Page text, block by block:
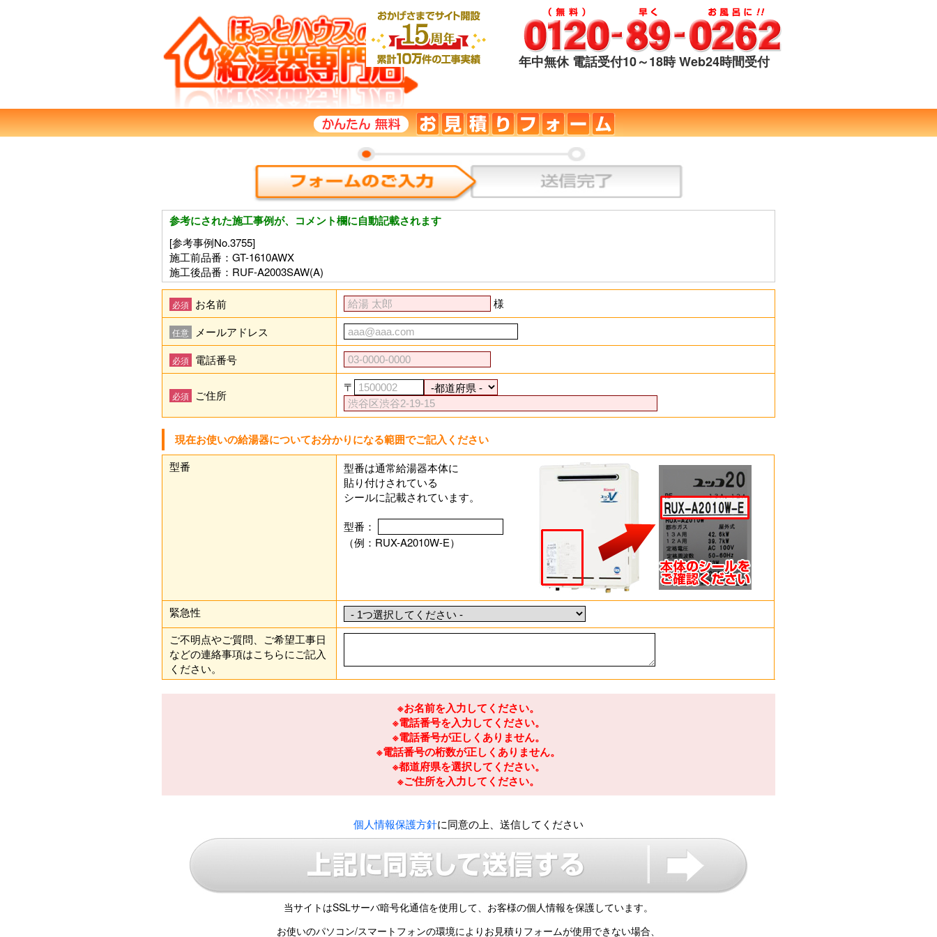
年中無休 電話受付10～18時 Web24時間受付
参考にされた施工事例が、コメント欄に自動記載されます
[参考事例No.3755]
施工前品番：GT-1610AWX
施工後品番：RUF-A2003SAW(A)
必須 お名前 様
任意 メールアドレス
必須 電話番号
必須 ご住所
〒
現在お使いの給湯器についてお分かりになる範囲でご記入ください
型番
型番は通常給湯器本体に
貼り付けされている
シールに記載されています。
型番：
（例：RUX-A2010W-E）
緊急性
ご不明点やご質問、ご希望工事日
などの連絡事項はこちらにご記入
ください。
※お名前を入力してください。
※電話番号を入力してください。
※電話番号が正しくありません。
※電話番号の桁数が正しくありません。
※都道府県を選択してください。
※ご住所を入力してください。
個人情報保護方針に同意の上、送信してください
当サイトはSSLサーバ暗号化通信を使用して、 お客様の個人情報を保護しています。
お使いのパソコン/スマートフォンの環境により お見積りフォームが使用できない場合、